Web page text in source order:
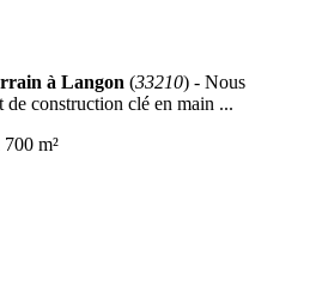
à Langon (33210) - Nous
construction clé en main ...
m²